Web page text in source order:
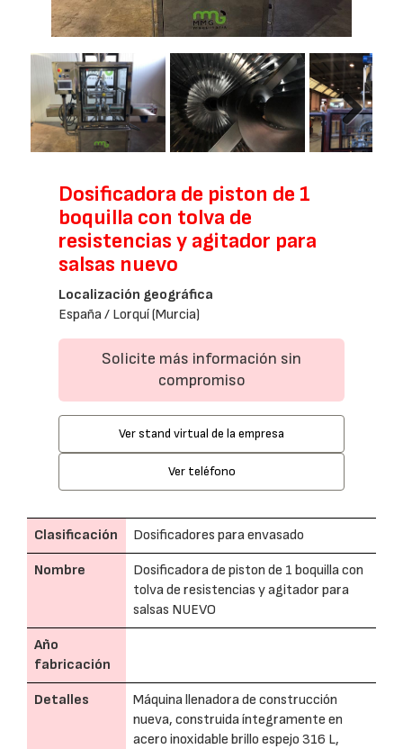
Next
Dosificadora de piston de 1
boquilla con tolva de
resistencias y agitador para
salsas nuevo
Localización geográfica
España / Lorquí (Murcia)
Solicite más información sin
compromiso
Ver stand virtual de la empresa
Ver teléfono
Clasificación Dosificadores para envasado
Nombre
Dosificadora de piston de 1 boquilla con
tolva de resistencias y agitador para
salsas NUEVO
Año
fabricación
Detalles
Máquina llenadora de construcción
nueva, construida íntegramente en
acero inoxidable brillo espejo 316 L,